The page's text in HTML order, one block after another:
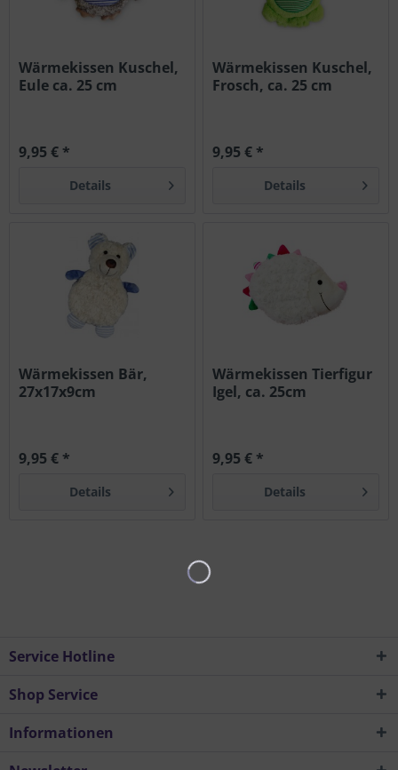
Wärmekissen Kuschel,
Eule ca. 25 cm
9,95 € *
Details
Wärmekissen Kuschel,
Frosch, ca. 25 cm
9,95 € *
Details
Wärmekissen Bär,
27x17x9cm
9,95 € *
Details
Wärmekissen Tierfigur
Igel, ca. 25cm
9,95 € *
Details
Service Hotline
Shop Service
Informationen